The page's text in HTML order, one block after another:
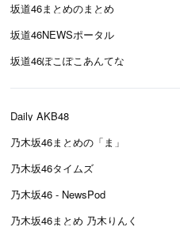
坂道46まとめのまとめ
坂道46NEWSポータル
坂道46ぽこぽこあんてな
Daily AKB48
乃木坂46まとめの「ま」
乃木坂46タイムズ
乃木坂46 - NewsPod
乃木坂46まとめ 乃木りんく